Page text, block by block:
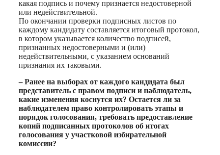
какая подпись и почему признается недостоверной
или недействительной.
По окончании проверки подписных листов по
каждому кандидату составляется итоговый протокол,
в котором указывается количество подписей,
признанных недостоверными и (или)
недействительными, с указанием оснований
признания их таковыми.
– Ранее на выборах от каждого кандидата был
представитель с правом подписи и наблюдатель,
какие изменения коснутся их? Остается ли за
наблюдателем право контролировать этапы и
порядок голосования, требовать предоставление
копий подписанных протоколов об итогах
голосования у участковой избирательной
комиссии?